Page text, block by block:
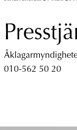
010-562 50 20